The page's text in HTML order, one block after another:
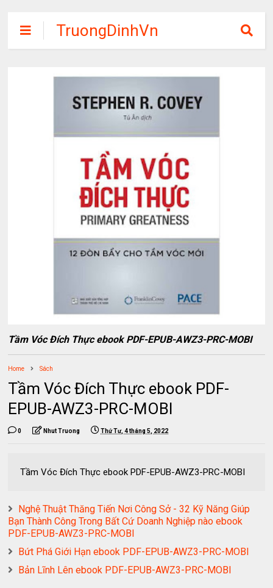
TruongDinhVn
Chia sẽ ebook,
tập miễn phí
Tầm Vóc Đích Thực ebook PDF-EPUB-AWZ3-PRC-MOBI
Home Sách
Tầm Vóc Đích Thực ebook PDF-
EPUB-AWZ3-PRC-MOBI
0 Nhut Truong Thứ Tư, 4 tháng 5, 2022
Tầm Vóc Đích Thực ebook PDF-EPUB-AWZ3-PRC-MOBI
Nghệ Thuật Thăng Tiến Nơi Công Sở - 32 Kỹ Năng Giúp
Bạn Thành Công Trong Bất Cứ Doanh Nghiệp nào ebook
PDF-EPUB-AWZ3-PRC-MOBI
Bứt Phá Giới Hạn ebook PDF-EPUB-AWZ3-PRC-MOBI
Bản Lĩnh Lên ebook PDF-EPUB-AWZ3-PRC-MOBI